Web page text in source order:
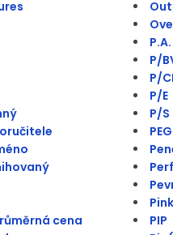
cena
P.A.
P/
P/
P/E
P/S
PEG
PIP